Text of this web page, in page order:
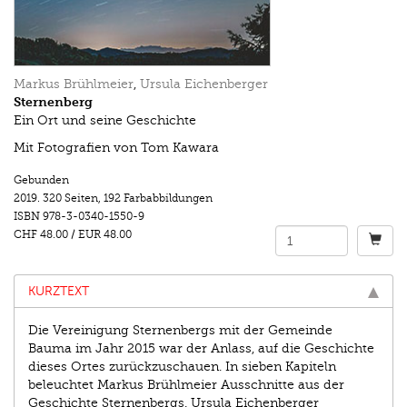
Markus Brühlmeier, Ursula Eichenberger
Sternenberg
Ein Ort und seine Geschichte
Mit Fotografien von Tom Kawara
Gebunden
2019. 320 Seiten, 192 Farbabbildungen
ISBN 978-3-0340-1550-9
CHF 48.00 / EUR 48.00
KURZTEXT
Die Vereinigung Sternenbergs mit der Gemeinde
Bauma im Jahr 2015 war der Anlass, auf die Geschichte
dieses Ortes zurückzuschauen. In sieben Kapiteln
beleuchtet Markus Brühlmeier Ausschnitte aus der
Geschichte Sternenbergs. Ursula Eichenberger